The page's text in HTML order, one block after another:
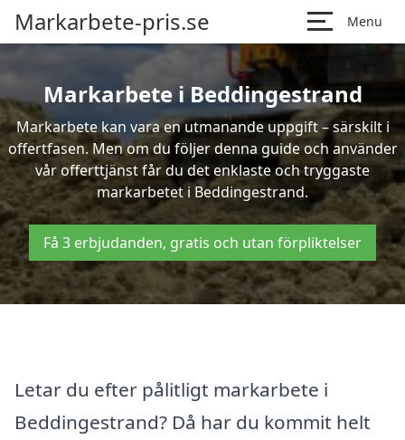
Markarbete-pris.se Menu
Markarbete i Beddingestrand
Markarbete kan vara en utmanande uppgift – särskilt i
offertfasen. Men om du följer denna guide och använder
vår offerttjänst får du det enklaste och tryggaste
markarbetet i Beddingestrand.
Få 3 erbjudanden, gratis och utan förpliktelser
Letar du efter pålitligt markarbete i
Beddingestrand? Då har du kommit helt